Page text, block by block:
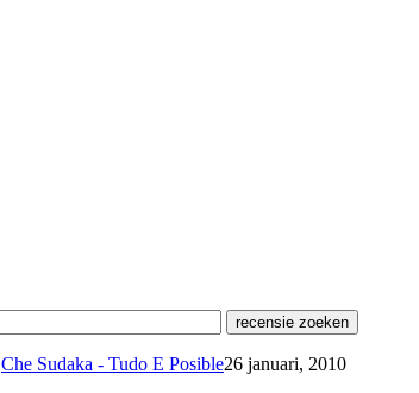
Che Sudaka - Tudo E Posible26 januari, 2010